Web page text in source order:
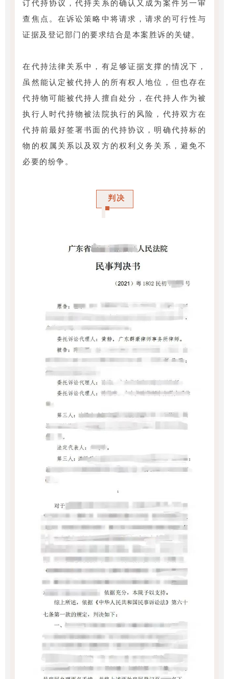
订代持协议，代持关系的确认又成为案件另一审
查焦点。在诉讼策略中将请求，请求的可行性与
证据及登记部门的要求结合是本案胜诉的关键。
在代持法律关系中，有足够证据支撑的情况下，
虽然能认定被代持人的所有权人地位，但也存在
代持物可能被代持人擅自处分，在代持人作为被
执行人时代持物被法院执行的风险，代持双方在
代持前最好签署书面的代持协议，明确代持标的
物的权属关系以及双方的权利义务关系，避免不
必要的纷争。
判决